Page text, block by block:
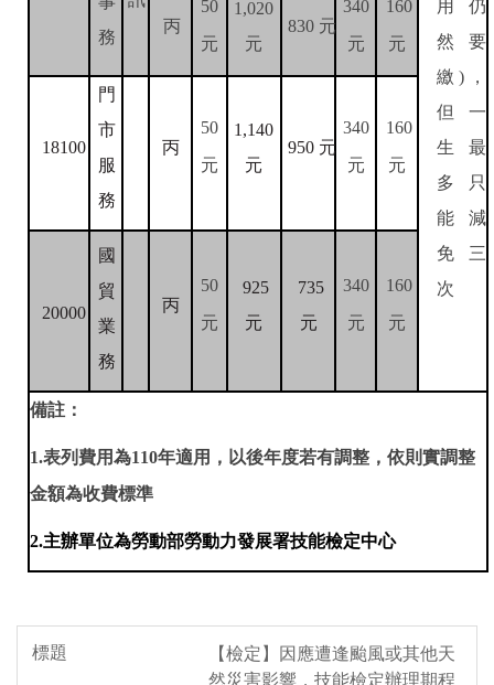
用仍
然要
繳 )
，
但一
生最
多只
能減
免三
次
務
丙
50
元
1,020
元
830 元
340
元
160
元
18100
門
市
服
務
丙
50
元
1,140
元
950 元
340
元
160
元
20000
國
貿
業
務
丙
50
元
925
元
735
元
340
元
160
元
備註：
1.表列費用為110年適用，以後年度若有調整，依則實調整
金額為收費標準
2.主辦單位為勞動部勞動力發展署技能檢定中心
【檢定】因應遭逢颱風或其他天
然災害影響，技能檢定辦理期程